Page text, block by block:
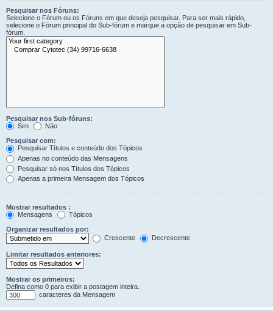
Pesquisar nos Fóruns:
Selecione o Fórum ou os Fóruns em que deseja pesquisar. Para ser mais rápido,
selecione o Fórum principal do Sub-fórum e marque a opção de pesquisar em Sub-
fórum.
Pesquisar nos Sub-fóruns:
Sim
Não
Pesquisar com:
Pesquisar Títulos e conteúdo dos Tópicos
Apenas no conteúdo das Mensagens
Pesquisar só nos Títulos dos Tópicos
Apenas a primeira Mensagem dos Tópicos
Mostrar resultados :
Mensagens
Tópicos
Organizar resultados por:
Crescente
Decrescente
Limitar resultados anteriores:
Mostrar os primeiros:
Defina como 0 para exibir a postagem inteira.
caracteres da Mensagem